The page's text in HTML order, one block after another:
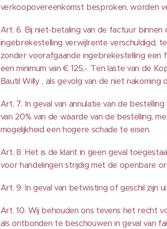
verkoopovereenkomst besproken, worden
Art. 6. Bij niet-betaling van de factuur
ingebrekestelling verwijlrente verschuldigd,
zonder voorafgaande ingebrekestelling een
een minimum van € 125,-. Ten laste van de
Bautil Willy , als gevolg van de niet
Art. 7. In geval van annulatie van de
van 20% van de waarde van de bestelling,
mogelijkheid een hogere schade te eisen.
Art. 8. Het is de klant in geen geval
voor handelingen strijdig met de openbare
Art. 9. In geval van betwisting of geschil zijn
Art. 10. Wij behouden ons tevens het recht
als ontbonden te beschouwen in geval van